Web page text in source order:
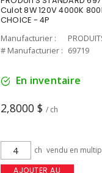
Culot 8W 120V 4000K
CHOICE - 4P
Manufacturier :
# Manufacturier : 69719
En inventaire
2,8000 $ / ch
ch vendu en
AJOUTER AU